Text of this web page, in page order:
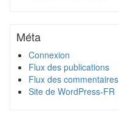
Méta
Connexion
Flux des publications
Flux des commentaires
Site de WordPress-FR